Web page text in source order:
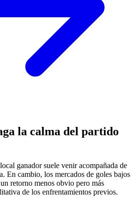
la calma del partido
ganador suele venir acompañada de
En cambio, los mercados de goles bajos
retorno menos obvio pero más
de los enfrentamientos previos.